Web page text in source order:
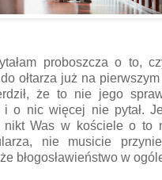
proboszcza o to,
ołtarza już na
że to nie jego
i o nic więcej nie pytał.
nikt Was w kościele o to
nie musicie
błogosławieństwo w